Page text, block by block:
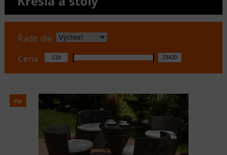
Řadit dle
Cena
tip